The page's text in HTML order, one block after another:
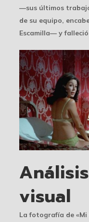
—sus últimos
de su equipo,
Escamilla— y
visual
La fotografía de